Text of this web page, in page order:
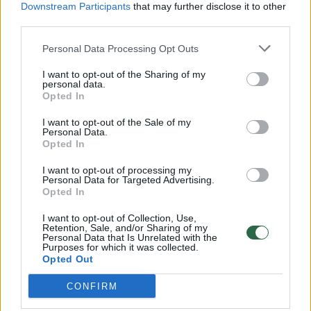
Downstream Participants that may further disclose it to other
Personal Data Processing Opt Outs
I want to opt-out of the Sharing of my
personal data.
Opted In
I want to opt-out of the Sale of my
Personal Data.
Opted In
I want to opt-out of processing my
Personal Data for Targeted Advertising.
Opted In
I want to opt-out of Collection, Use,
Retention, Sale, and/or Sharing of my
Personal Data that Is Unrelated with the
Purposes for which it was collected.
Opted Out
CONFIRM
00:00:57
32 laipsnių šilumos
Žinios | Orai
V. Zalužno pasisakymą laiko bandymu įsitvirtinti
Ukrainos politikoje: jis yra neteisus
vaizdas pribloškia
Žinios | Lietuvos diena